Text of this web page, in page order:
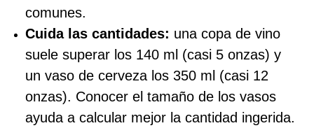
comunes.
Cuida las cantidades: una copa de vino
suele superar los 140 ml (casi 5 onzas) y
un vaso de cerveza los 350 ml (casi 12
onzas). Conocer el tamaño de los vasos
ayuda a calcular mejor la cantidad ingerida.